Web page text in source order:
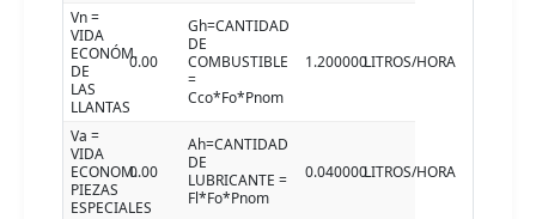
Vn =
VIDA
ECONÓM.
DE
LAS
LLANTAS
0.00
Gh=CANTIDAD
DE
COMBUSTIBLE
=
Cco*Fo*Pnom
1.200000LITROS/HORA
Va =
VIDA
ECONOM.
PIEZAS
ESPECIALES
0.00
Ah=CANTIDAD
DE
LUBRICANTE =
Fl*Fo*Pnom
0.040000LITROS/HORA